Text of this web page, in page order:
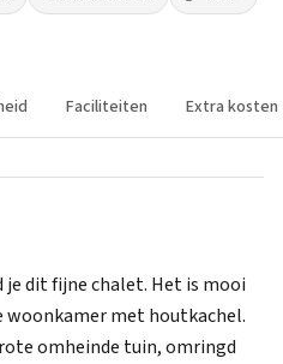
Faciliteiten Extra kosten
je dit fijne chalet. Het is mooi
woonkamer met houtkachel.
omheinde tuin, omringd